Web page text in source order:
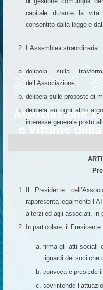
capitale durante la vita
consentito dalla legge e
L’Assemblea straordinaria:
delibera sulla
dell’Associazione;
delibera sulle proposte di
delibera su ogni altro
interesse generale posto
Il Presidente
rappresenta legalmente
a terzi ed agli associati, in
In particolare, il Presidente:
firma gli atti sociali
riguardi dei soci che
convoca e presiede
sovrintende